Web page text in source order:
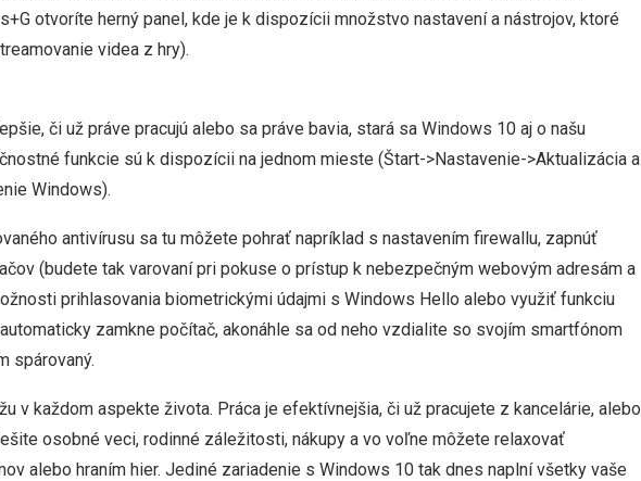
otvoríte herný panel, kde je k dispozícii množstvo nastavení a nástrojov, ktoré
videa z hry).
či už práve pracujú alebo sa práve bavia, stará sa Windows 10 aj o našu
funkcie sú k dispozícii na jednom mieste (Štart->Nastavenie->Aktualizácia a
Windows).
antivírusu sa tu môžete pohrať napríklad s nastavením firewallu, zapnúť
(budete tak varovaní pri pokuse o prístup k nebezpečným webovým adresám a
prihlasovania biometrickými údajmi s Windows Hello alebo využiť funkciu
zamkne počítač, akonáhle sa od neho vzdialite so svojím smartfónom
spárovaný.
v každom aspekte života. Práca je efektívnejšia, či už pracujete z kancelárie, alebo
osobné veci, rodinné záležitosti, nákupy a vo voľne môžete relaxovať
alebo hraním hier. Jediné zariadenie s Windows 10 tak dnes naplní všetky vaše